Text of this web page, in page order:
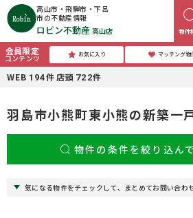
高山市・飛騨市・下呂
市の不動産情報
ロビン不動産 高山店 物件
会員限定
コンテンツ お気に入り マッチング物
WEB 194件 店頭 722件
羽島市小熊町東小熊の新築一
物件の条件を絞り込ん
気になる物件をチェックして、まとめてお問い合わ